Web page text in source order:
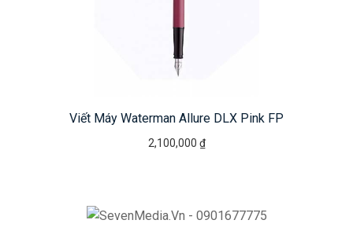
Viết Máy Waterman Allure DLX Pink FP
2,100,000 ₫